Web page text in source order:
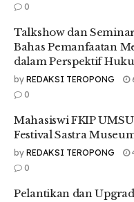
UMSU, manfaatkan lah
sebaik-baiknya agar
membanggakan orang
muhammadiyah dan
Di akhir ia juga berpesan
menjadi orang yang
“Dimanapun ananda
dimanapun, berkiprah
amanah, terpercaya,
0
Talkshow dan
Bahas Pemanfaatan
dalam Perspektif
by REDAKSI TEROPONG
0
Mahasiswi FKIP
Festival Sastra
by REDAKSI TEROPONG
0
Pelantikan dan